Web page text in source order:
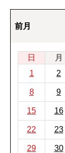
前月
日 月
1
2
8 9
15 16
22 23
29 30